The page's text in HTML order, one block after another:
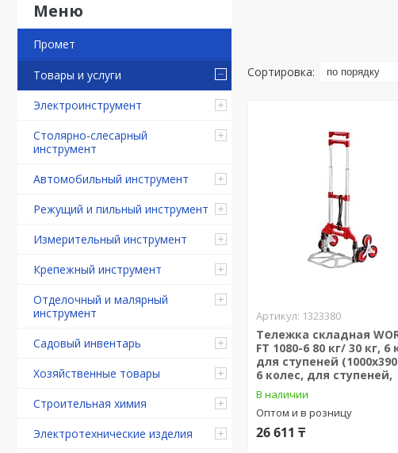
Промет
Товары и услуги
Электроинструмент
Столярно-слесарный
инструмент
Автомобильный инструмент
Режущий и пильный инструмент
Измерительный инструмент
Крепежный инструмент
Отделочный и малярный
инструмент
Садовый инвентарь
Хозяйственные товары
Строительная химия
Электротехнические изделия
1323380
Тележка складная
FT 1080-6 80 кг/ 30 кг, 6
для ступеней
6 колес, для ступеней,
В наличии
Оптом и в розницу
26 611 ₸